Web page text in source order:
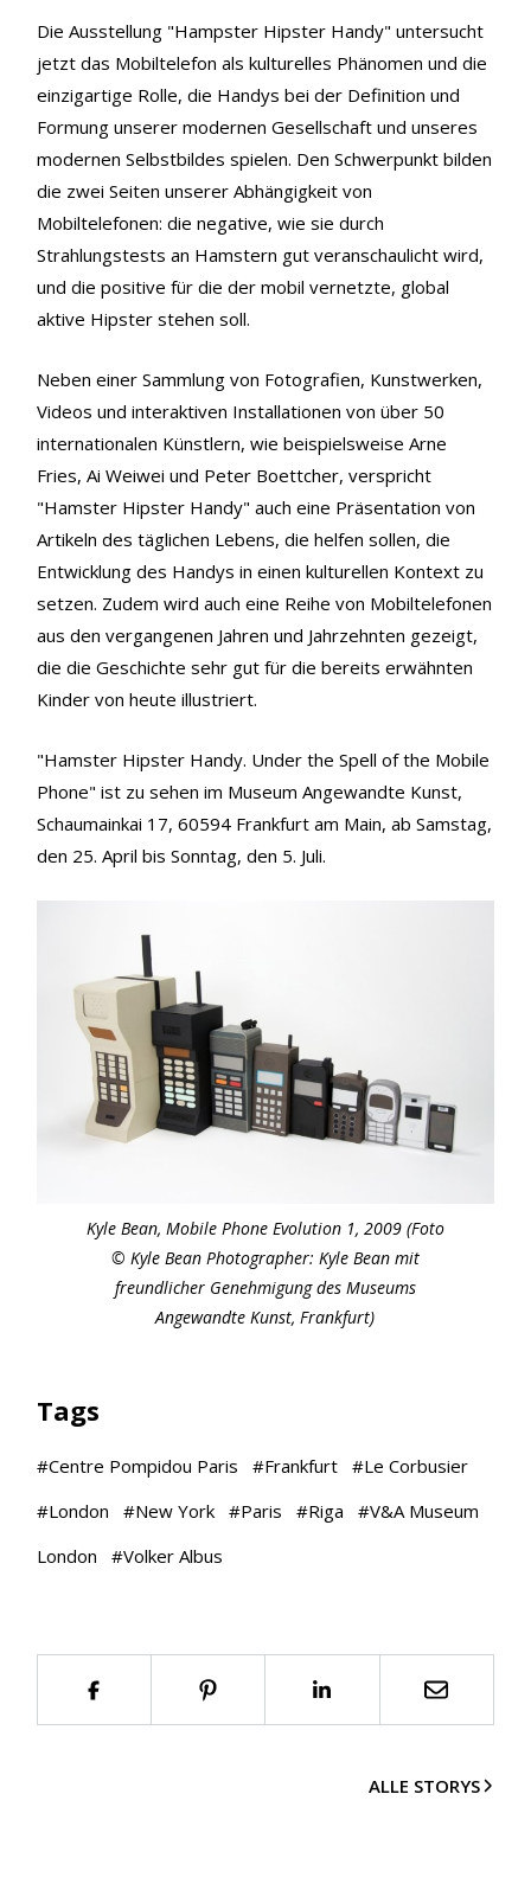
Die Ausstellung "Hampster Hipster Handy" untersucht
jetzt das Mobiltelefon als kulturelles Phänomen und die
einzigartige Rolle, die Handys bei der Definition und
Formung unserer modernen Gesellschaft und unseres
modernen Selbstbildes spielen. Den Schwerpunkt bilden
die zwei Seiten unserer Abhängigkeit von
Mobiltelefonen: die negative, wie sie durch
Strahlungstests an Hamstern gut veranschaulicht wird,
und die positive für die der mobil vernetzte, global
aktive Hipster stehen soll.
Neben einer Sammlung von Fotografien, Kunstwerken,
Videos und interaktiven Installationen von über 50
internationalen Künstlern, wie beispielsweise Arne
Fries, Ai Weiwei und Peter Boettcher, verspricht
"Hamster Hipster Handy" auch eine Präsentation von
Artikeln des täglichen Lebens, die helfen sollen, die
Entwicklung des Handys in einen kulturellen Kontext zu
setzen. Zudem wird auch eine Reihe von Mobiltelefonen
aus den vergangenen Jahren und Jahrzehnten gezeigt,
die die Geschichte sehr gut für die bereits erwähnten
Kinder von heute illustriert.
"Hamster Hipster Handy. Under the Spell of the Mobile
Phone" ist zu sehen im Museum Angewandte Kunst,
Schaumainkai 17, 60594 Frankfurt am Main, ab Samstag,
den 25. April bis Sonntag, den 5. Juli.
Kyle Bean, Mobile Phone Evolution 1, 2009 (Foto
© Kyle Bean Photographer: Kyle Bean mit
freundlicher Genehmigung des Museums
Angewandte Kunst, Frankfurt)
Tags
#Centre Pompidou Paris #Frankfurt #Le Corbusier
#London #New York #Paris #Riga #V&A Museum
London
#Volker Albus
ALLE STORYS